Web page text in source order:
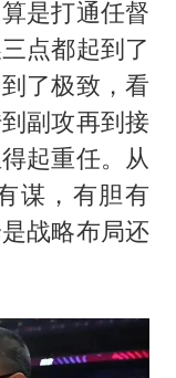
是打通任督
点都起到了
了极致，看
副攻再到接
起重任。从
谋，有胆有
战略布局还